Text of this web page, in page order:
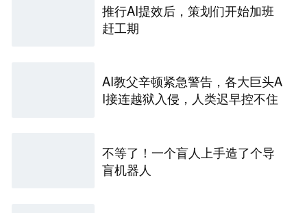
推行AI提效后，策划们开始加班
赶工期
AI教父辛顿紧急警告，各大巨头A
I接连越狱入侵，人类迟早控不住
不等了！一个盲人上手造了个导
盲机器人